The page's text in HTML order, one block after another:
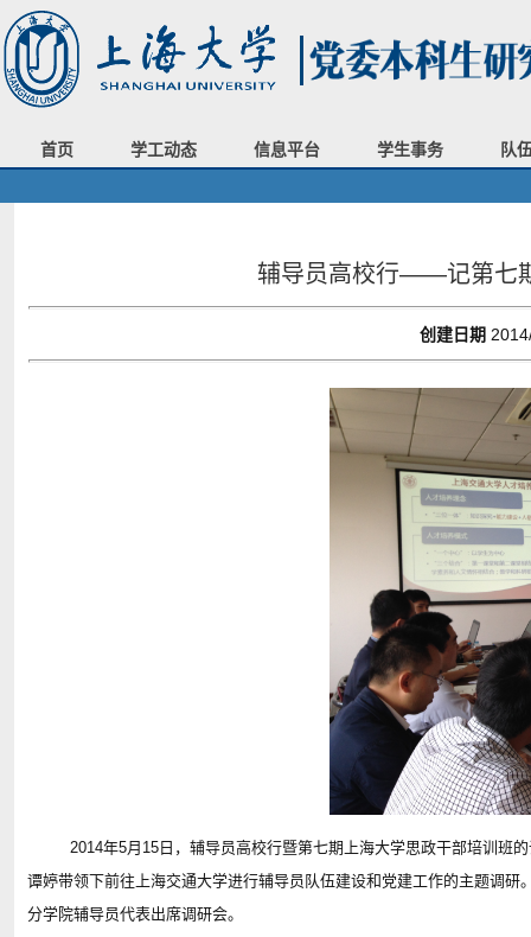
首页 学工动态 信息平台 学生事务 队
辅导员高校行——记第七
创建日期
2014年5月15日，辅导员高校行暨第七期上海大学思政干部培训班
谭婷带领下前往上海交通大学进行辅导员队伍建设和党建工作的主题调
分学院辅导员代表出席调研会。